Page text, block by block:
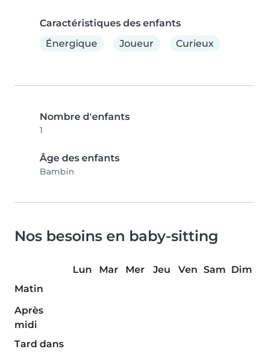
Caractéristiques des enfants
Énergique
Joueur Curieux
Nombre d'enfants
1
Âge des enfants
Bambin
Nos besoins en baby-sitting
Lun Mar Mer Jeu Ven Sam Dim
Matin
Après
midi
Tard dans